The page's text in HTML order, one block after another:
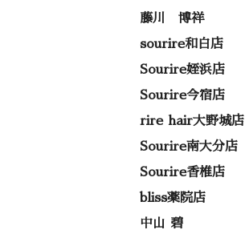
藤川 博祥
sourire和白店
Sourire姪浜店
Sourire今宿店
rire hair大野城店
Sourire南大分店
Sourire香椎店
bliss薬院店
中山 碧